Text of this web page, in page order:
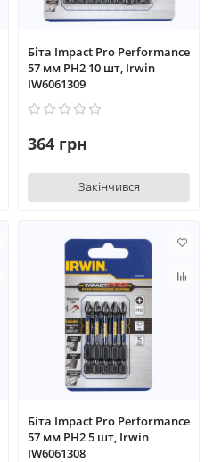
Біта Impact Pro Performance
57 мм PH2 10 шт, Irwin
IW6061309
364 грн
Закінчився
Біта Impact Pro Performance
57 мм PH2 5 шт, Irwin
IW6061308